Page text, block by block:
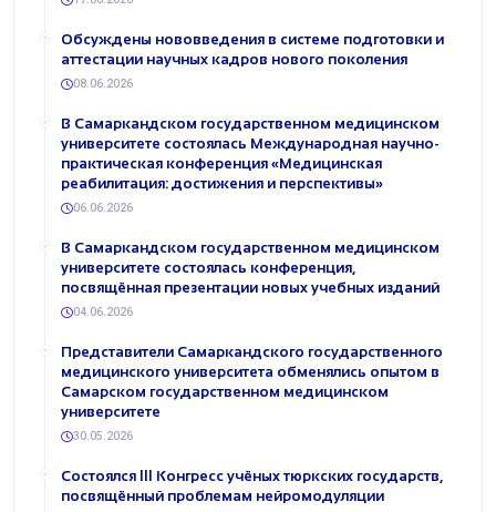
Обсуждены нововведения в системе подготовки и
аттестации научных кадров нового поколения
08.06.2026
В Самаркандском государственном медицинском
университете состоялась Международная научно-
практическая конференция «Медицинская
реабилитация: достижения и перспективы»
06.06.2026
В Самаркандском государственном медицинском
университете состоялась конференция,
посвящённая презентации новых учебных изданий
04.06.2026
Представители Самаркандского государственного
медицинского университета обменялись опытом в
Самарском государственном медицинском
университете
30.05.2026
Состоялся III Конгресс учёных тюркских государств,
посвящённый проблемам нейромодуляции